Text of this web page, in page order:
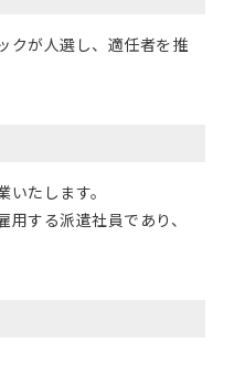
クが人選し、適任者を推
たします。
する派遣社員であり、